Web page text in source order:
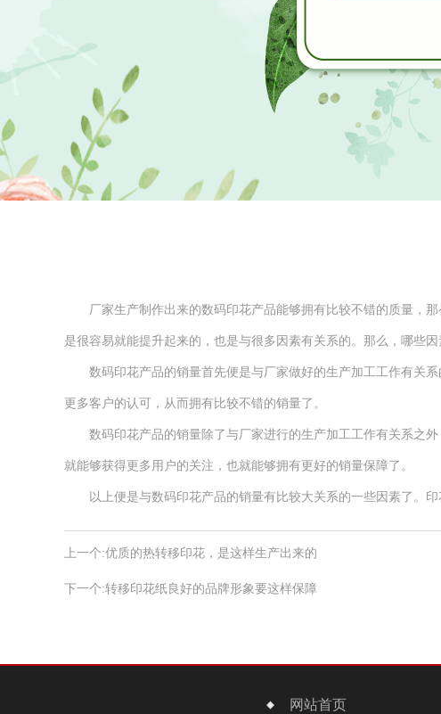
厂家生产制作出来的数码印花产品能够拥有比较不错的质量，那
是很容易就能提升起来的，也是与很多因素有关系的。那么，哪些
数码印花产品的销量首先便是与厂家做好的生产加工工作有关系
更多客户的认可，从而拥有比较不错的销量了。
数码印花产品的销量除了与厂家进行的生产加工工作有关系之外
就能够获得更多用户的关注，也就能够拥有更好的销量保障了。
以上便是与数码印花产品的销量有比较大关系的一些因素了。印
上一个:优质的热转移印花，是这样生产出来的
下一个:转移印花纸良好的品牌形象要这样保障
网站首页